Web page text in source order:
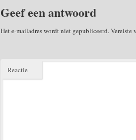
Geef een antwoord
Het e-mailadres wordt niet gepubliceerd.Vereiste
Reactie